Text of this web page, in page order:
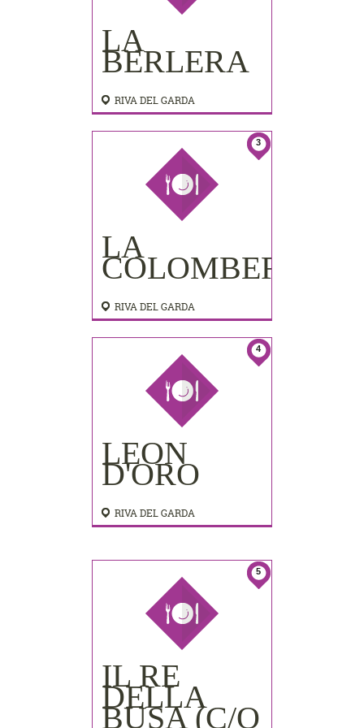
LA
BERLERA
RIVA DEL GARDA
3
LA
COLOMBERA
RIVA DEL GARDA
4
LEON
D'ORO
RIVA DEL GARDA
5
IL RE
DELLA
BUSA (C/O